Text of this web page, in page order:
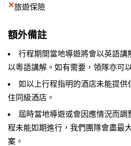
✕旅遊保險
額外備註
行程期間當地導遊將會以英語講
以粵語講解。如有需要，領隊亦可
如以上行程指明的酒店未能提供
住同級酒店。
屆時當地導遊或會因應情況而調
程未能如期進行，我們團隊會盡最
案。